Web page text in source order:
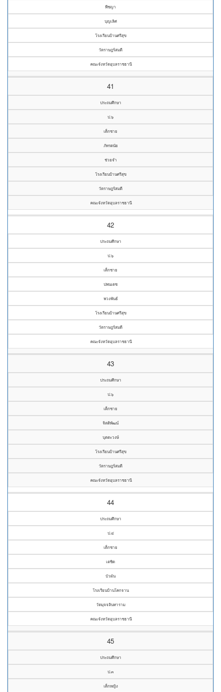
พีชญา
บุญเลิศ
โรงเรียนบ้านศรีสุข
วัดราษฎร์สมดี
คณะจังหวัดอุบลราชธานี
41
ประถมศึกษา
ป.๖
เด็กชาย
ภัทรดนัย
ช่วยจำ
โรงเรียนบ้านศรีสุข
วัดราษฎร์สมดี
คณะจังหวัดอุบลราชธานี
42
ประถมศึกษา
ป.๖
เด็กชาย
ปพนเดช
พวงพันธ์
โรงเรียนบ้านศรีสุข
วัดราษฎร์สมดี
คณะจังหวัดอุบลราชธานี
43
ประถมศึกษา
ป.๖
เด็กชาย
จิตติพัฒน์
บุตตะวงษ์
โรงเรียนบ้านศรีสุข
วัดราษฎร์สมดี
คณะจังหวัดอุบลราชธานี
44
ประถมศึกษา
ป.๔
เด็กชาย
เตชิด
บัวผัน
โรงเรียนบ้านโคกจาน
วัดมุจจลินทาราม
คณะจังหวัดอุบลราชธานี
45
ประถมศึกษา
ป.๓
เด็กหญิง